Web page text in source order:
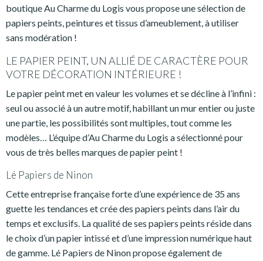
boutique Au Charme du Logis vous propose une sélection de
papiers peints, peintures et tissus d’ameublement, à utiliser
sans modération !
LE PAPIER PEINT, UN ALLIÉ DE CARACTÈRE POUR
VOTRE DÉCORATION INTÉRIEURE !
Le papier peint met en valeur les volumes et se décline à l’infini :
seul ou associé à un autre motif, habillant un mur entier ou juste
une partie, les possibilités sont multiples, tout comme les
modèles… L’équipe d’Au Charme du Logis a sélectionné pour
vous de très belles marques de papier peint !
Lé Papiers de Ninon
Cette entreprise française forte d’une expérience de 35 ans
guette les tendances et crée des papiers peints dans l’air du
temps et exclusifs. La qualité de ses papiers peints réside dans
le choix d’un papier intissé et d’une impression numérique haut
de gamme. Lé Papiers de Ninon propose également de